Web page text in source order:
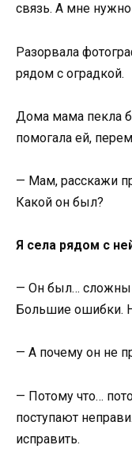
связь. А мне
Разорвала
рядом с оградкой.
Дома мама пекла
помогала ей,
— Мам, расскажи
Какой он был?
Я села рядом с
— Он был…
Большие ошибки.
— А почему он не
— Потому что…
поступают
исправить.